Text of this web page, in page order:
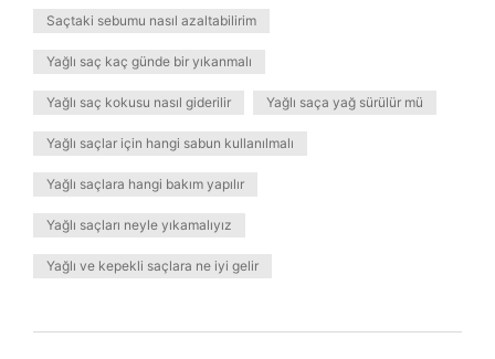
Saçtaki sebumu nasıl azaltabilirim
Yağlı saç kaç günde bir yıkanmalı
Yağlı saç kokusu nasıl giderilir Yağlı saça yağ sürülür mü
Yağlı saçlar için hangi sabun kullanılmalı
Yağlı saçlara hangi bakım yapılır
Yağlı saçları neyle yıkamalıyız
Yağlı ve kepekli saçlara ne iyi gelir